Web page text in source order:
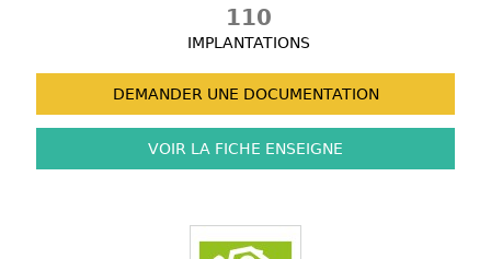
110
IMPLANTATIONS
DEMANDER UNE DOCUMENTATION
VOIR LA FICHE ENSEIGNE